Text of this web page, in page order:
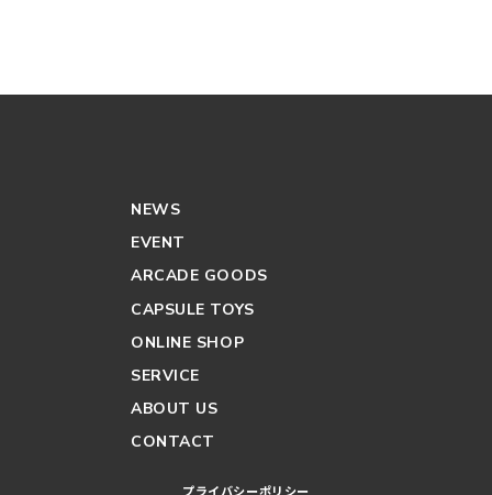
NEWS
EVENT
ARCADE GOODS
CAPSULE TOYS
ONLINE SHOP
SERVICE
ABOUT US
CONTACT